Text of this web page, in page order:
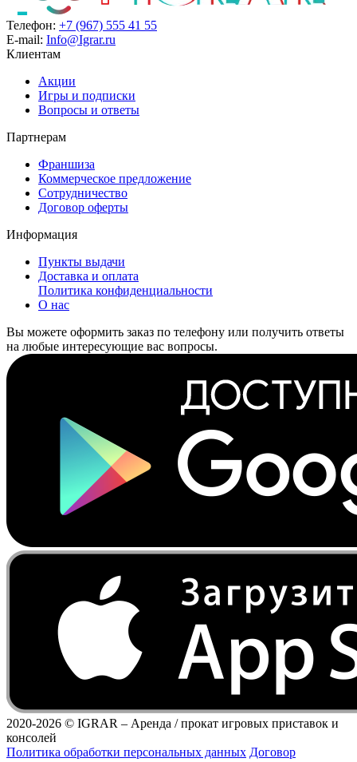
Телефон: +7 (967) 555 41 55
E-mail: Info@Igrar.ru
Клиентам
Акции
Игры и подписки
Вопросы и ответы
Партнерам
Франшиза
Коммерческое предложение
Сотрудничество
Договор оферты
Информация
Пункты выдачи
Доставка и оплата
Политика конфиденциальности
О нас
Вы можете оформить заказ по телефону или получить ответы
на любые интересующие вас вопросы.
2020-2026 © IGRAR – Аренда / прокат игровых приставок и
консолей
Политика обработки персональных данных Договор